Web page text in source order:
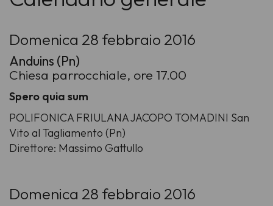
Domenica 28 febbraio 2016
Anduins (Pn)
Chiesa parrocchiale, ore 17.00
Spero quia sum
POLIFONICA FRIULANA JACOPO TOMADINI San
Vito al Tagliamento (Pn)
Direttore: Massimo Gattullo
Domenica 28 febbraio 2016